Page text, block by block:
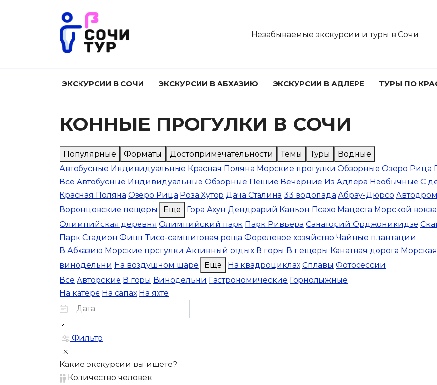
Незабываемые экскурсии и туры в Сочи
ЭКСКУРСИИ В СОЧИ ЭКСКУРСИИ В АБХАЗИЮ ЭКСКУРСИИ В АДЛЕРЕ ТУРЫ ПО
КОННЫЕ ПРОГУЛКИ В СОЧИ
Популярные Форматы Достопримечательности Темы Туры
Водные
Автобусные Индивидуальные Красная Поляна Морские прогулки Обзорные Озеро Рица
Все Автобусные Индивидуальные Обзорные Пешие Вечерние Из Адлера Необычные С
Красная Поляна Озеро Рица Роза Хутор Дача Сталина 33 водопада Абрау-Дюрсо Автодром
Воронцовские пещеры
Еще Гора Ахун Дендрарий Каньон Псахо Мацеста Морской
Олимпийская деревня Олимпийский парк Парк Ривьера Санаторий Орджоникидзе
Парк Стадион Фишт Тисо-самшитовая роща Форелевое хозяйство Чайные плантации
В Абхазию Морские прогулки Активный отдых В горы В пещеры Канатная дорога
винодельни На воздушном шаре Еще На квадроциклах Сплавы Фотосессии
Все Авторские В горы Винодельни Гастрономические Горнолыжные
На катере На сапах На яхте
Фильтр
Какие экскурсии вы ищете?
Количество человек